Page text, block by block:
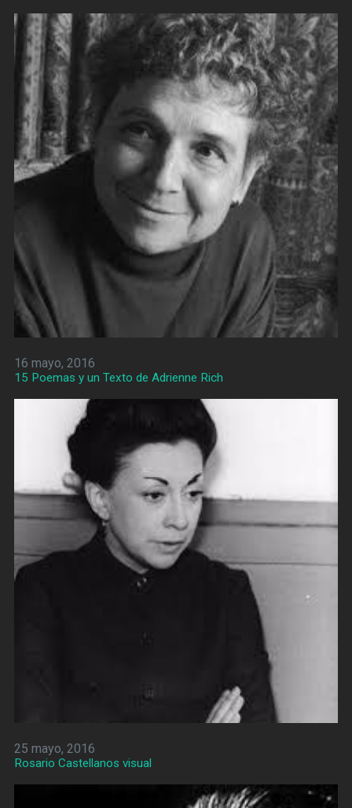
16 mayo, 2016
15 Poemas y un Texto de Adrienne Rich
25 mayo, 2016
Rosario Castellanos visual